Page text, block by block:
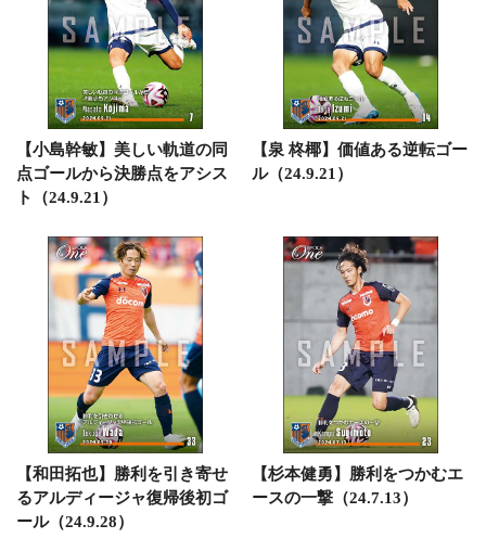
【小島幹敏】美しい軌道の同
点ゴールから決勝点をアシス
ト（24.9.21）
【泉 柊椰】価値ある逆転ゴー
ル（24.9.21）
【和田拓也】勝利を引き寄せ
るアルディージャ復帰後初ゴ
ール（24.9.28）
【杉本健勇】勝利をつかむエ
ースの一撃（24.7.13）